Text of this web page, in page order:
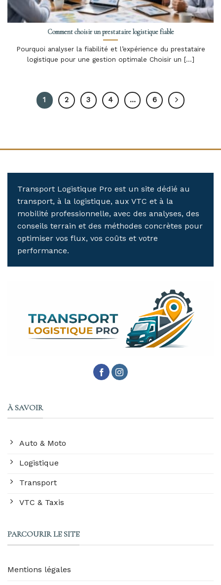
Comment choisir un prestataire logistique fiable
Pourquoi analyser la fiabilité et l’expérience du prestataire
logistique pour une gestion optimale Choisir un [...]
1 2 3 4 … 6
Transport Logistique Pro est un site dédié au
transport, à la logistique, aux VTC et à la
mobilité professionnelle, avec des analyses, des
conseils terrain et des méthodes concrètes pour
optimiser vos flux, vos coûts et votre
performance.
À SAVOIR
Auto & Moto
Logistique
Transport
VTC & Taxis
PARCOURIR LE SITE
Mentions légales